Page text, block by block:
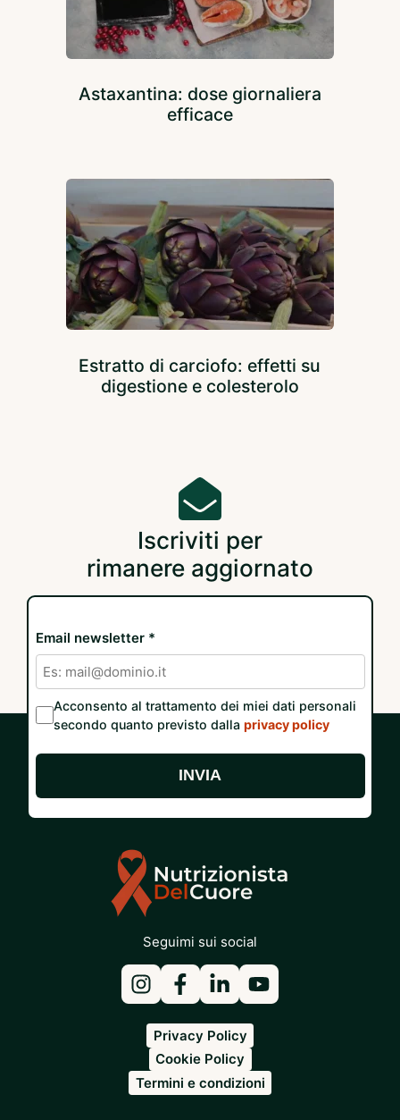
Astaxantina: dose giornaliera
efficace
Estratto di carciofo: effetti su
digestione e colesterolo
Iscriviti per
rimanere aggiornato
Email newsletter *
Acconsento al trattamento dei miei dati personali
secondo quanto previsto dalla privacy policy
INVIA
Seguimi sui social
Privacy Policy
Cookie Policy
Termini e condizioni